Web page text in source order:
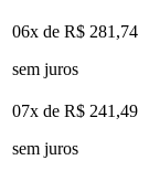
06x de R$ 281,74
sem juros
07x de R$ 241,49
sem juros